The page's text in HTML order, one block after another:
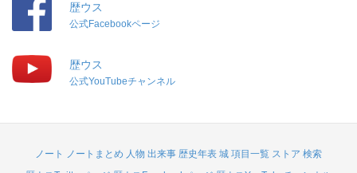
歴ウス
公式Facebookページ
歴ウス
公式YouTubeチャンネル
ノート ノートまとめ 人物 出来事 歴史年表 城 項目一覧 ストア 検索